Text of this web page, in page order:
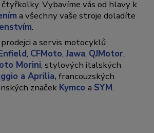
Vybavíme vás od hlavy k
a všechny vaše stroje doladíte
.
a servis motocyklů
, CFMoto,Jawa, QJMotor,
Morini, stylových italských
a Aprilia, francouzských
značek Kymcoa SYM.